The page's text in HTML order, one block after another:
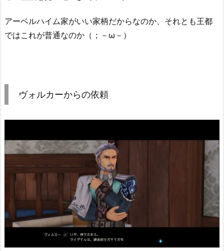
アーベルハイム家がいい家柄だからなのか、それとも王都
ではこれが普通なのか（；－ω－）
ヴォルカーからの依頼